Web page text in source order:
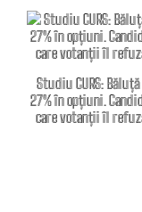
Studiu CURS:
27% în opțiuni.
care votanții îl